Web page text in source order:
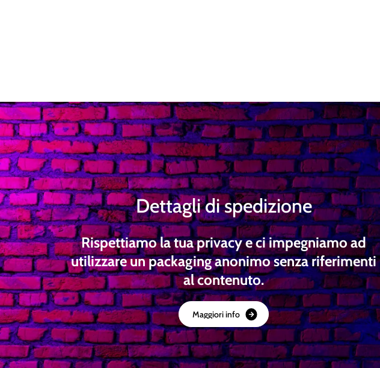
Dettagli di spedizione
Rispettiamo la tua privacy e ci impegniamo ad
utilizzare un packaging anonimo senza riferimenti
al contenuto.
Maggioriinfo